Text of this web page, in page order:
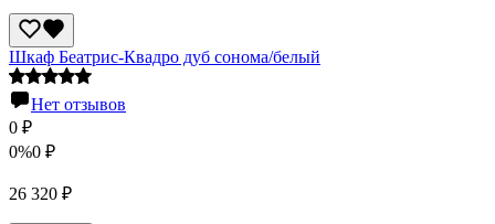
Шкаф Беатрис-Квадро дуб сонома/белый
Нет отзывов
0 ₽
0%0 ₽
26 320 ₽